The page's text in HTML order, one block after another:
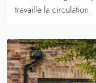
travaille la circulation.